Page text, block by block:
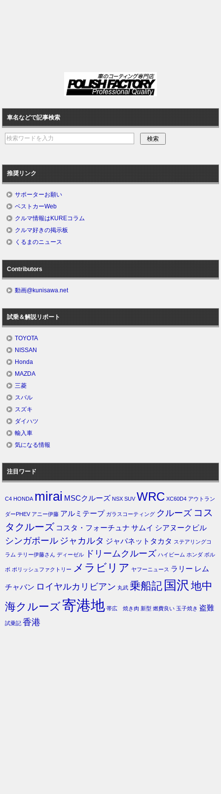
車名などで記事検索
推奨リンク
サポーターお願い
ベストカーWeb
クルマ情報はKUREコラム
クルマ好きの掲示板
くるまのニュース
Contributors
動画@kunisawa.net
試乗＆解説リポート
TOYOTA
NISSAN
Honda
MAZDA
三菱
スバル
スズキ
ダイハツ
輸入車
気になる情報
注目ワード
C4 HONDA mirai MSCクルーズ NSX SUV WRC XC60D4 アウトラン
ダーPHEV アニー伊藤 アルミテープ ガラスコーティング クルーズ コス
タクルーズ コスタ・フォーチュナ サムイ シアヌークビル
シンガポール ジャカルタ ジャパネットタカタ ステアリングコ
ラム テリー伊藤さん ディーゼル ドリームクルーズ ハイビーム ホンダ ボル
ボ ポリッシュファクトリー メラビリア ヤフーニュース ラリー レム
チャバン ロイヤルカリビアン 丸武 乗船記 国沢 地中
海クルーズ寄港地 帯広 焼き肉 新型 燃費良い 玉子焼き 盗難
試乗記 香港